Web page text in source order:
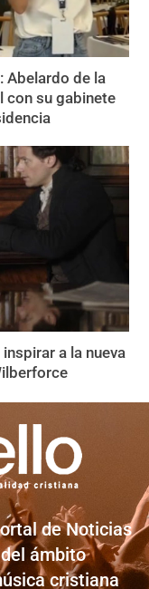
Abelardo de la
con su gabinete
inspirar a la nueva
de Noticias
ámbito
cristiana